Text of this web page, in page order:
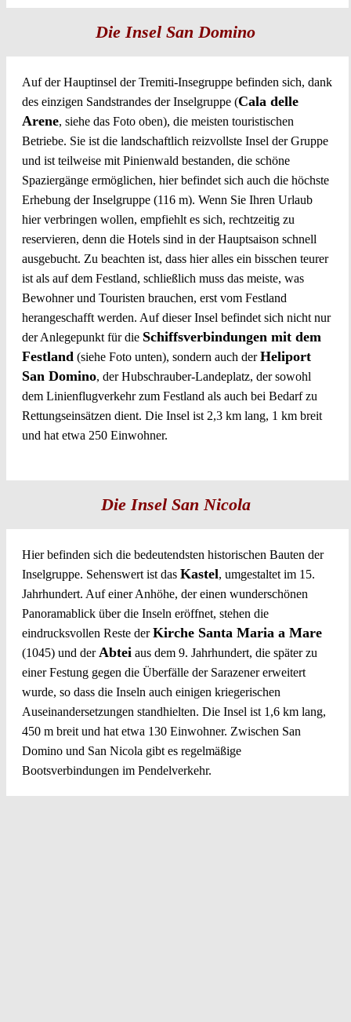
Die Insel San Domino
Auf der Hauptinsel der Tremiti-Insegruppe befinden sich, dank
des einzigen Sandstrandes der Inselgruppe (Cala delle
Arene, siehe das Foto oben), die meisten touristischen
Betriebe. Sie ist die landschaftlich reizvollste Insel der Gruppe
und ist teilweise mit Pinienwald bestanden, die schöne
Spaziergänge ermöglichen, hier befindet sich auch die höchste
Erhebung der Inselgruppe (116 m). Wenn Sie Ihren Urlaub
hier verbringen wollen, empfiehlt es sich, rechtzeitig zu
reservieren, denn die Hotels sind in der Hauptsaison schnell
ausgebucht. Zu beachten ist, dass hier alles ein bisschen teurer
ist als auf dem Festland, schließlich muss das meiste, was
Bewohner und Touristen brauchen, erst vom Festland
herangeschafft werden. Auf dieser Insel befindet sich nicht nur
der Anlegepunkt für die Schiffsverbindungen mit dem
Festland (siehe Foto unten), sondern auch derHeliport
San Domino, der Hubschrauber-Landeplatz, der sowohl
dem Linienflugverkehr zum Festland als auch bei Bedarf zu
Rettungseinsätzen dient. Die Insel ist 2,3 km lang, 1 km breit
und hat etwa 250 Einwohner.
Die Insel San Nicola
Hier befinden sich die bedeutendsten historischen Bauten der
Inselgruppe. Sehenswert ist das Kastel, umgestaltet im 15.
Jahrhundert. Auf einer Anhöhe, der einen wunderschönen
Panoramablick über die Inseln eröffnet, stehen die
eindrucksvollen Reste derKirche Santa Maria a Mare
(1045) und der Abtei aus dem 9. Jahrhundert, die später zu
einer Festung gegen die Überfälle der Sarazener erweitert
wurde, so dass die Inseln auch einigen kriegerischen
Auseinandersetzungen standhielten. Die Insel ist 1,6 km lang,
450 m breit und hat etwa 130 Einwohner. Zwischen San
Domino und San Nicola gibt es regelmäßige
Bootsverbindungen im Pendelverkehr.